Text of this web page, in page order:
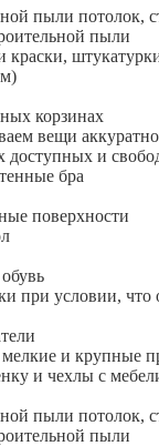
пыли потолок,
пыли
корзинах
вещи аккуратно
доступных и
бра
поверхности
при условии, что
и крупные
и чехлы с
пыли потолок,
пыли